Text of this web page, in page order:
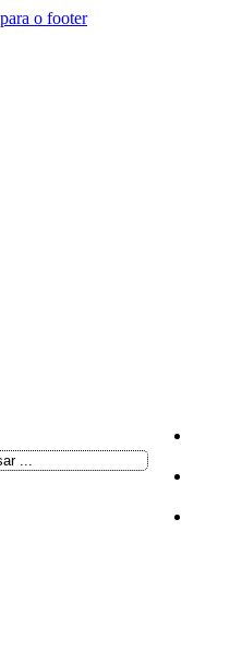
o footer